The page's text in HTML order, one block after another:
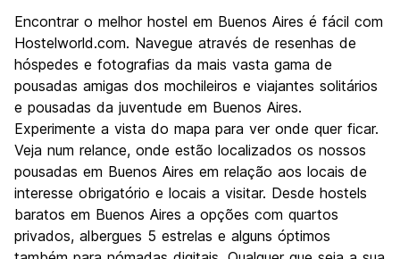
Cultura
9.0
Festas / vida noturna
Custo-beneficio
7.6
Encontrar o melhor hostel em Buenos Aires é fácil com
Hostelworld.com. Navegue através de resenhas de
hóspedes e fotografias da mais vasta gama de
pousadas amigas dos mochileiros e viajantes solitários
e pousadas da juventude em Buenos Aires.
Experimente a vista do mapa para ver onde quer ficar.
Veja num relance, onde estão localizados os nossos
pousadas em Buenos Aires em relação aos locais de
interesse obrigatório e locais a visitar. Desde hostels
baratos em Buenos Aires a opções com quartos
privados, albergues 5 estrelas e alguns óptimos